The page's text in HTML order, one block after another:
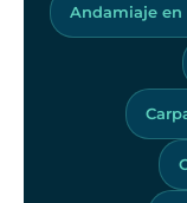
Andamiaje en